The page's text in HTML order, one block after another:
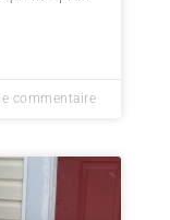
commentaire